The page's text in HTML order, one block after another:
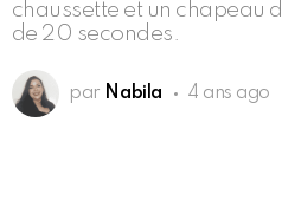
chaussette et un chapeau
de 20 secondes.
par Nabila 4 ans ago